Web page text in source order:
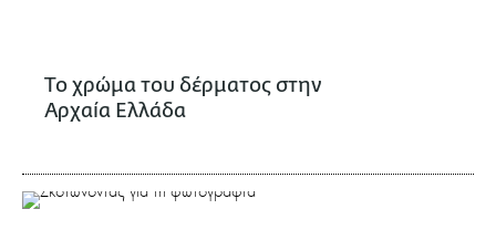
Το χρώμα του δέρματος στην
Αρχαία Ελλάδα